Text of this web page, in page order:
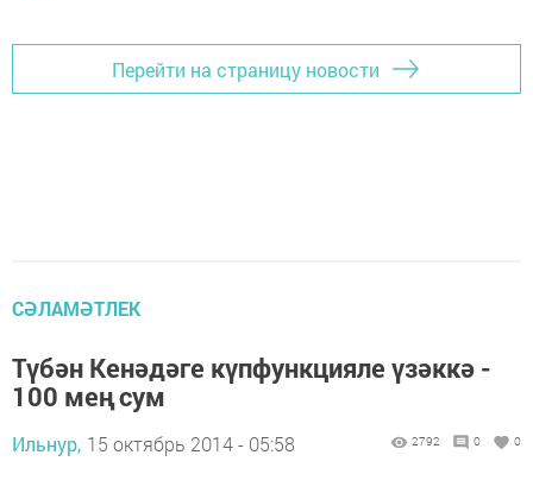
Перейти на страницу новости
СӘЛАМӘТЛЕК
Түбән Кенәдәге күпфункцияле үзәккә -
100 мең сум
Ильнур, 15 октябрь 2014 - 05:58 2792 0 0